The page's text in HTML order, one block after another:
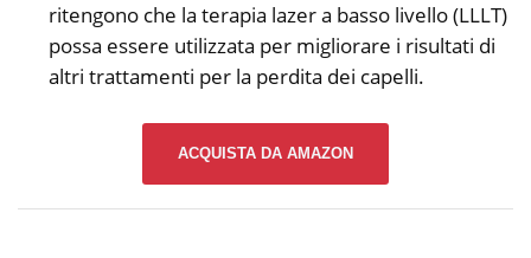
ritengono che la terapia lazer a basso livello (LLLT)
possa essere utilizzata per migliorare i risultati di
altri trattamenti per la perdita dei capelli.
ACQUISTA DA AMAZON